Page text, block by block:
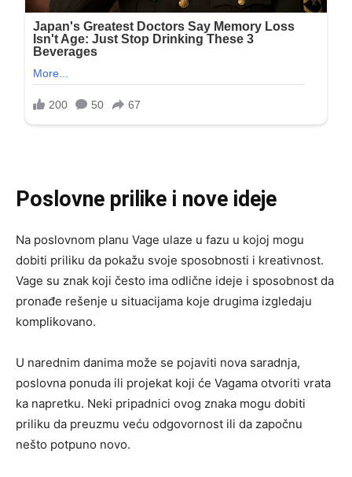
Poslovne prilike i nove ideje
Na poslovnom planu Vage ulaze u fazu u kojoj mogu
dobiti priliku da pokažu svoje sposobnosti i kreativnost.
Vage su znak koji često ima odlične ideje i sposobnost da
pronađe rešenje u situacijama koje drugima izgledaju
komplikovano.
U narednim danima može se pojaviti nova saradnja,
poslovna ponuda ili projekat koji će Vagama otvoriti vrata
ka napretku. Neki pripadnici ovog znaka mogu dobiti
priliku da preuzmu veću odgovornost ili da započnu
nešto potpuno novo.